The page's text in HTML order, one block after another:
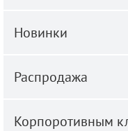
Новинки
Распродажа
Корпоротивным